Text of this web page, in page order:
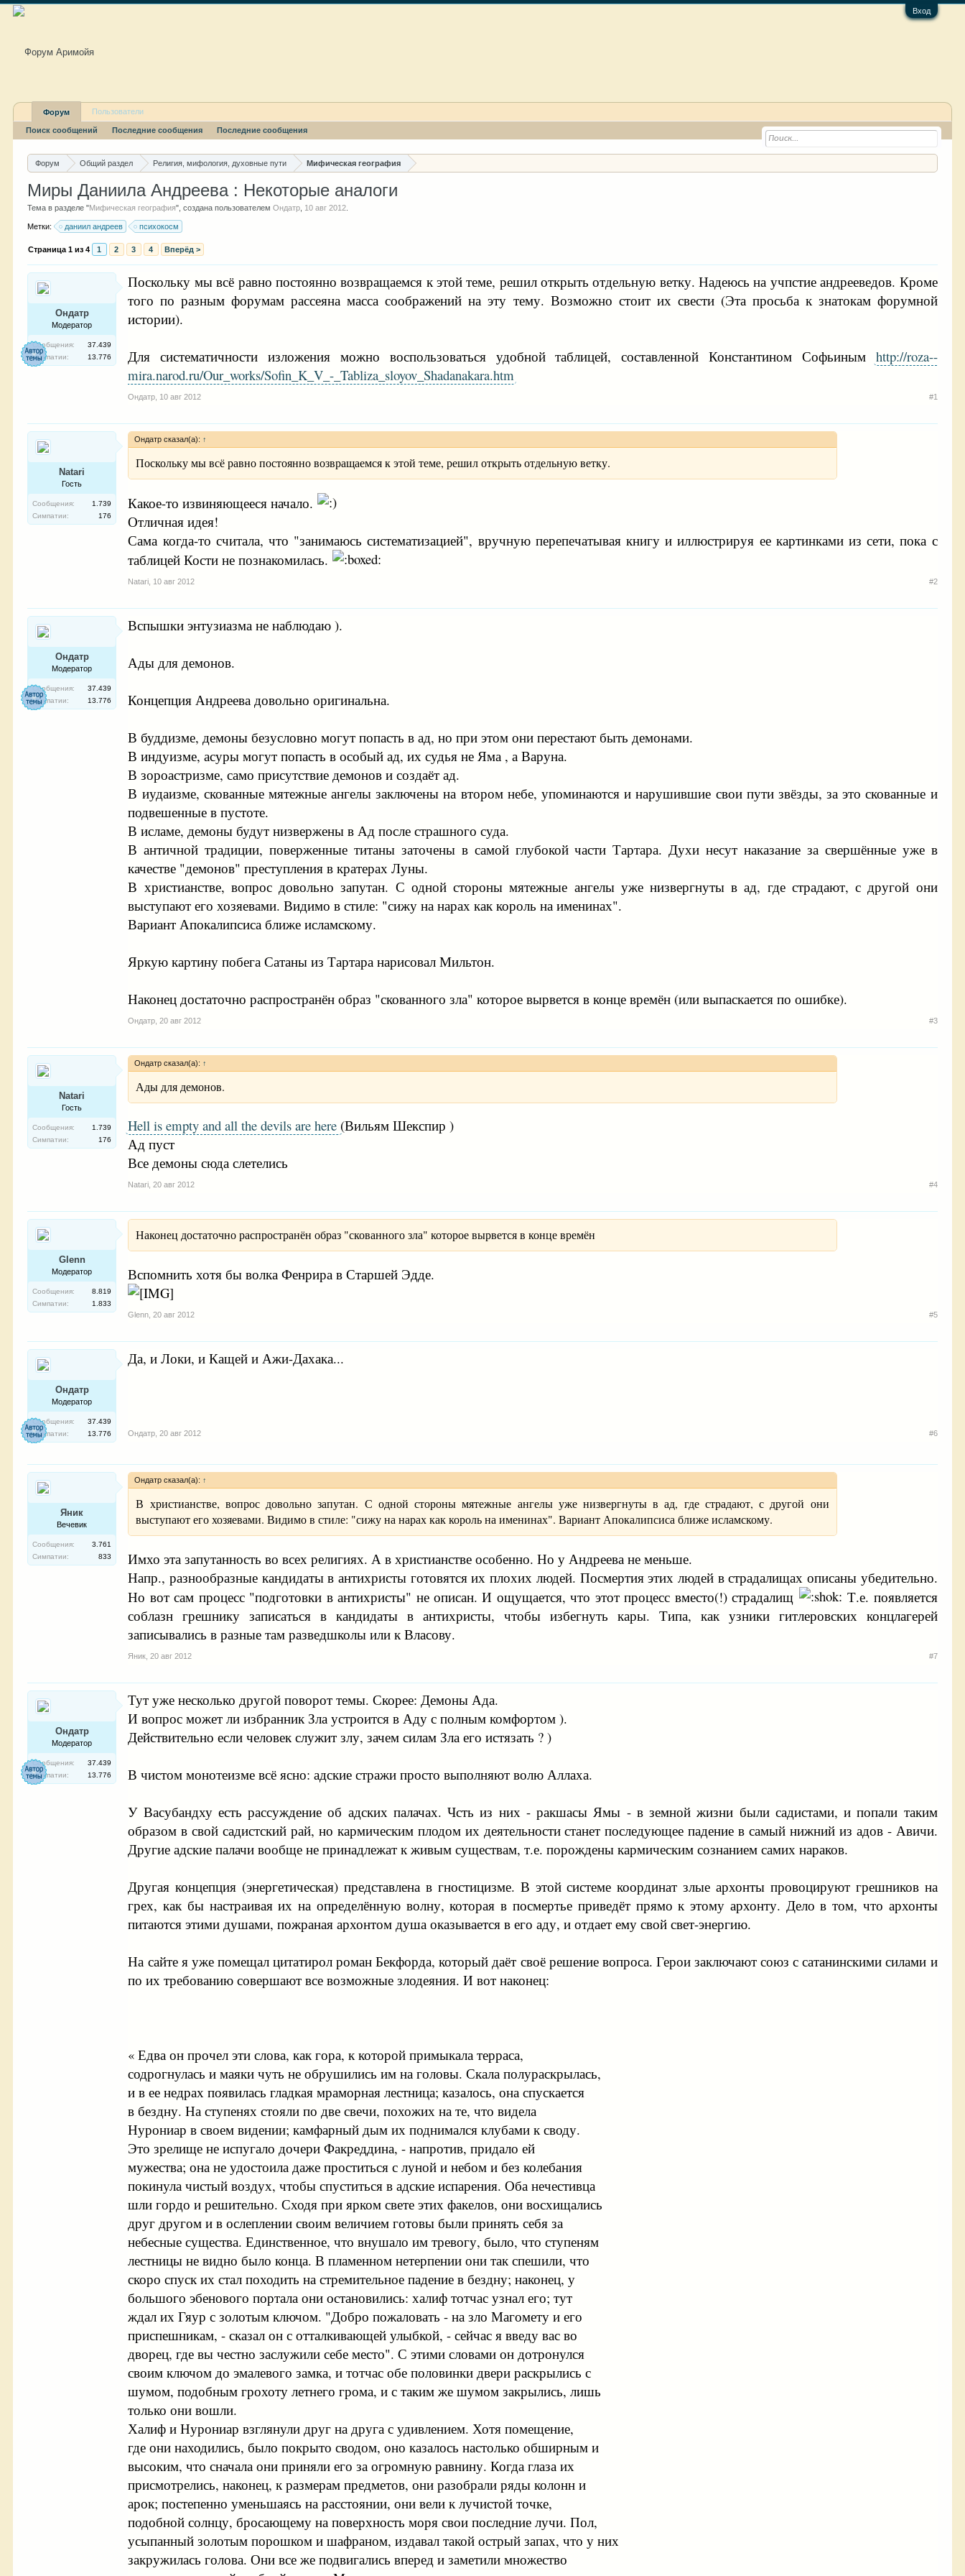
Вход
Форум Общий раздел Религия, мифология, духовные пути Мифическая география
Миры Даниила Андреева : Некоторые аналоги
Тема в разделе "Мифическая география", создана пользователемОндатр 10 авг 2012
Метки: даниил андреев психокосм
Страница 1 из 4 1 2 3 4 Вперёд >
Ондатр
Модератор
Сообщения:
37.439
Симпатии:
13.776
Поскольку мы всё равно постоянно возвращаемся к этой теме, решил открыть отдельную ветку. Надеюсь на учпстие андрееведов. Кроме
того по разным форумам рассеяна масса соображений на эту тему. Возможно стоит их свести (Эта просьба к знатокам форумной
истории).
Для систематичности изложения можно воспользоваться удобной таблицей, составленной Константином Софьиным http://roza--
mira.narod.ru/Our_works/Sofin_K_V_-_Tabliza_sloyov_Shadanakara.htm
Ондатр 10 авг 2012 #1
Natari
Гость
Сообщения:
1.739
Симпатии:
176
Ондатр сказал(а): ↑
Поскольку мы всё равно постоянно возвращаемся к этой теме, решил открыть отдельную ветку.
Какое-то извиняющееся начало.
Отличная идея!
Сама когда-то считала, что "занимаюсь систематизацией", вручную перепечатывая книгу и иллюстрируя ее картинками из сети, пока с
таблицей Кости не познакомилась.
Natari 10 авг 2012 #2
Ондатр
Модератор
Сообщения:
37.439
Симпатии:
13.776
Вспышки энтузиазма не наблюдаю ).
Ады для демонов.
Концепция Андреева довольно оригинальна.
В буддизме, демоны безусловно могут попасть в ад, но при этом они перестают быть демонами.
В индуизме, асуры могут попасть в особый ад, их судья не Яма , а Варуна.
В зороастризме, само присутствие демонов и создаёт ад.
В иудаизме, скованные мятежные ангелы заключены на втором небе, упоминаются и нарушившие свои пути звёзды, за это скованные и
подвешенные в пустоте.
В исламе, демоны будут низвержены в Ад после страшного суда.
В античной традиции, поверженные титаны заточены в самой глубокой части Тартара. Духи несут наказание за свершённые уже в
качестве "демонов" преступления в кратерах Луны.
В христианстве, вопрос довольно запутан. С одной стороны мятежные ангелы уже низвергнуты в ад, где страдают, с другой они
выступают его хозяевами. Видимо в стиле: "сижу на нарах как король на именинах".
Вариант Апокалипсиса ближе исламскому.
Яркую картину побега Сатаны из Тартара нарисовал Мильтон.
Наконец достаточно распространён образ "скованного зла" которое вырвется в конце времён (или выпаскается по ошибке).
Ондатр 20 авг 2012 #3
Natari
Гость
Сообщения:
1.739
Симпатии:
176
Ондатр сказал(а): ↑
Ады для демонов.
Hell is empty and all the devils are here (Вильям Шекспир )
Ад пуст
Все демоны сюда слетелись
Natari 20 авг 2012 #4
Glenn
Модератор
Сообщения:
8.819
Симпатии:
1.833
Наконец достаточно распространён образ "скованного зла" которое вырвется в конце времён
Вспомнить хотя бы волка Фенрира в Старшей Эдде.
Glenn 20 авг 2012 #5
Ондатр
Модератор
Сообщения:
37.439
Симпатии:
13.776
Да, и Локи, и Кащей и Ажи-Дахака...
Ондатр 20 авг 2012 #6
Яник
Вечевик
Сообщения:
3.761
Симпатии:
833
Ондатр сказал(а): ↑
В христианстве, вопрос довольно запутан. С одной стороны мятежные ангелы уже низвергнуты в ад, где страдают, с другой они
выступают его хозяевами. Видимо в стиле: "сижу на нарах как король на именинах". Вариант Апокалипсиса ближе исламскому.
Имхо эта запутанность во всех религиях. А в христианстве особенно. Но у Андреева не меньше.
Напр., разнообразные кандидаты в антихристы готовятся их плохих людей. Посмертия этих людей в страдалищах описаны убедительно.
Но вот сам процесс "подготовки в антихристы" не описан. И ощущается, что этот процесс вместо(!) страдалищ
Т.е. появляется
соблазн грешнику записаться в кандидаты в антихристы, чтобы избегнуть кары. Типа, как узники гитлеровских концлагерей
записывались в разные там разведшколы или к Власову.
Яник 20 авг 2012 #7
Ондатр
Модератор
Сообщения:
37.439
Симпатии:
13.776
Тут уже несколько другой поворот темы. Скорее: Демоны Ада.
И вопрос может ли избранник Зла устроится в Аду с полным комфортом ).
Действительно если человек служит злу, зачем силам Зла его истязать ? )
В чистом монотеизме всё ясно: адские стражи просто выполняют волю Аллаха.
У Васубандху есть рассуждение об адских палачах. Чсть из них - ракшасы Ямы - в земной жизни были садистами, и попали таким
образом в свой садистский рай, но кармическим плодом их деятельности станет последующее падение в самый нижний из адов - Авичи.
Другие адские палачи вообще не принадлежат к живым существам, т.е. порождены кармическим сознанием самих нараков.
Другая концепция (энергетическая) представлена в гностицизме. В этой системе координат злые архонты провоцируют грешников на
грех, как бы настраивая их на определённую волну, которая в посмертье приведёт прямо к этому архонту. Дело в том, что архонты
питаются этими душами, пожраная архонтом душа оказывается в его аду, и отдает ему свой свет-энергию.
На сайте я уже помещал цитатирол роман Бекфорда, который даёт своё решение вопроса. Герои заключают союз с сатанинскими силами и
по их требованию совершают все возможные злодеяния. И вот наконец:
« Едва он прочел эти слова, как гора, к которой примыкала терраса,
содрогнулась и маяки чуть не обрушились им на головы. Скала полураскрылась,
и в ее недрах появилась гладкая мраморная лестница; казалось, она спускается
в бездну. На ступенях стояли по две свечи, похожих на те, что видела
Нурониар в своем видении; камфарный дым их поднимался клубами к своду.
Это зрелище не испугало дочери Факреддина, - напротив, придало ей
мужества; она не удостоила даже проститься с луной и небом и без колебания
покинула чистый воздух, чтобы спуститься в адские испарения. Оба нечестивца
шли гордо и решительно. Сходя при ярком свете этих факелов, они восхищались
друг другом и в ослеплении своим величием готовы были принять себя за
небесные существа. Единственное, что внушало им тревогу, было, что ступеням
лестницы не видно было конца. В пламенном нетерпении они так спешили, что
скоро спуск их стал походить на стремительное падение в бездну; наконец, у
большого эбенового портала они остановились: халиф тотчас узнал его; тут
ждал их Гяур с золотым ключом. "Добро пожаловать - на зло Магомету и его
приспешникам, - сказал он с отталкивающей улыбкой, - сейчас я введу вас во
дворец, где вы честно заслужили себе место". С этими словами он дотронулся
своим ключом до эмалевого замка, и тотчас обе половинки двери раскрылись с
шумом, подобным грохоту летнего грома, и с таким же шумом закрылись, лишь
только они вошли.
Халиф и Нурониар взглянули друг на друга с удивлением. Хотя помещение,
где они находились, было покрыто сводом, оно казалось настолько обширным и
высоким, что сначала они приняли его за огромную равнину. Когда глаза их
присмотрелись, наконец, к размерам предметов, они разобрали ряды колонн и
арок; постепенно уменьшаясь на расстоянии, они вели к лучистой точке,
подобной солнцу, бросающему на поверхность моря свои последние лучи. Пол,
усыпанный золотым порошком и шафраном, издавал такой острый запах, что у них
закружилась голова. Они все же подвигались вперед и заметили множество
Форум
Поиск сообщений Последние сообщения Последние сообщения
Пользователи